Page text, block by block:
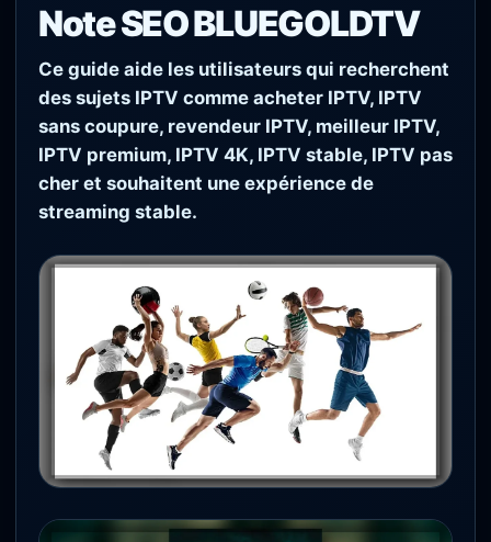
Note SEO BLUEGOLDTV
Ce guide aide les utilisateurs qui recherchent
des sujets IPTV comme acheter IPTV, IPTV
sans coupure, revendeur IPTV, meilleur IPTV,
IPTV premium, IPTV 4K, IPTV stable, IPTV pas
cher et souhaitent une expérience de
streaming stable.